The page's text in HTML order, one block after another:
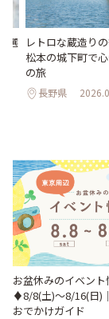
選
レトロな蔵造り
松本の城下町で
の旅
長野県
お盆休みのイベント
♦︎8/8(土)〜8/16(日)
おでかけガイド